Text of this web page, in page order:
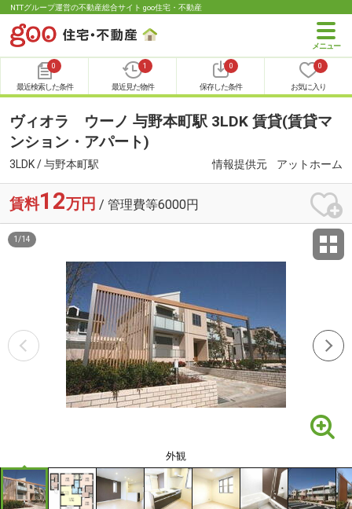
NTTグループ運営の不動産総合サイト goo住宅・不動産
0
最近検索した条件
1
最近見た物件
0
保存した条件
0
お気に入り
ヴィオラ ウーノ 与野本町駅 3LDK 賃貸(賃貸マ
ンション・アパート)
3LDK / 与野本町駅 情報提供元 アットホーム
賃料12万円 / 管理費等6000円
外観
1 /14